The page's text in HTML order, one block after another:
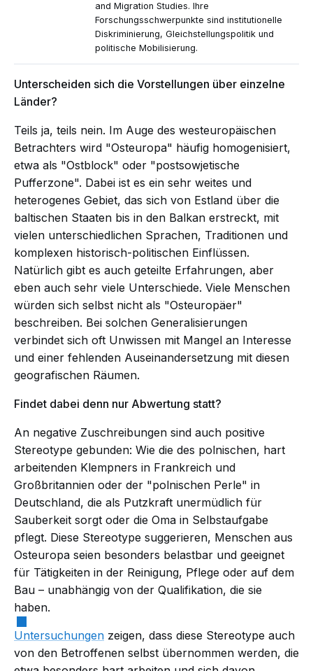
and Migration Studies. Ihre
Forschungsschwerpunkte sind institutionelle
Diskriminierung, Gleichstellungspolitik und
politische Mobilisierung.
Unterscheiden sich die Vorstellungen über einzelne
Länder?
Teils ja, teils nein. Im Auge des westeuropäischen
Betrachters wird "Osteuropa" häufig homogenisiert,
etwa als "Ostblock" oder "postsowjetische
Pufferzone". Dabei ist es ein sehr weites und
heterogenes Gebiet, das sich von Estland über die
baltischen Staaten bis in den Balkan erstreckt, mit
vielen unterschiedlichen Sprachen, Traditionen und
komplexen historisch-politischen Einflüssen.
Natürlich gibt es auch geteilte Erfahrungen, aber
eben auch sehr viele Unterschiede. Viele Menschen
würden sich selbst nicht als "Osteuropäer"
beschreiben. Bei solchen Generalisierungen
verbindet sich oft Unwissen mit Mangel an Interesse
und einer fehlenden Auseinandersetzung mit diesen
geografischen Räumen.
Findet dabei denn nur Abwertung statt?
An negative Zuschreibungen sind auch positive
Stereotype gebunden: Wie die des polnischen, hart
arbeitenden Klempners in Frankreich und
Großbritannien oder der "polnischen Perle" in
Deutschland, die als Putzkraft unermüdlich für
Sauberkeit sorgt oder die Oma in Selbstaufgabe
pflegt. Diese Stereotype suggerieren, Menschen aus
Osteuropa seien besonders belastbar und geeignet
für Tätigkeiten in der Reinigung, Pflege oder auf dem
Bau – unabhängig von der Qualifikation, die sie
haben.
Untersuchungen zeigen, dass diese Stereotype auch
von den Betroffenen selbst übernommen werden, die